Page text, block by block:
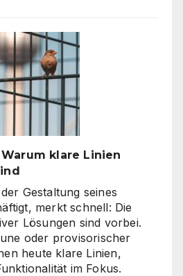
klare Linien
Gestaltung seines
merkt schnell: Die
Lösungen sind vorbei.
oder provisorischer
heute klare Linien,
im Fokus.